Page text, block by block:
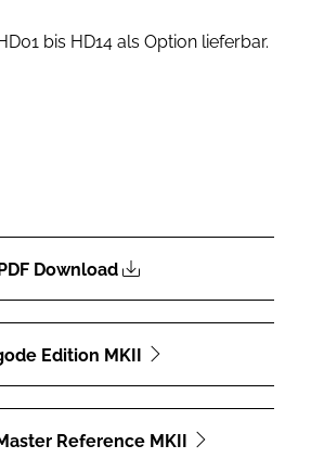
bis HD14 als Option lieferbar.
Download
Edition MKII
Reference MKII